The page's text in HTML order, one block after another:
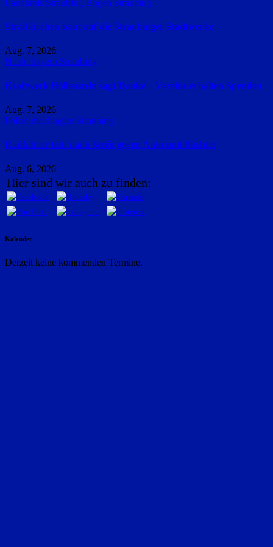
Landkreis Straubing-Bogen Straubing
Straßkirchen baut auf die Straubinger Stadtwerke
Aug. 7, 2026
Niederbayern Straubing
Kraftwerk Höllenstein sagt Danke – Vereine erhalten Spenden
Aug. 7, 2026
Polizeimeldungen Straubing
Radfahrer tritt nach Streit gegen Auto und flüchtet
Aug. 6, 2026
Hier sind wir auch zu finden:
Kalender
Derzeit keine kommenden Termine.